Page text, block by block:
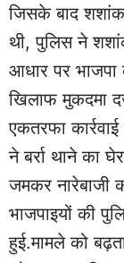
जिसके बाद
थी, पुलिस ने
आधार पर भाजपा
खिलाफ मुकदमा
एकतरफा
ने बर्रा थाने का
जमकर नारेबाजी
भाजपाइयों की
हुई.मामले को